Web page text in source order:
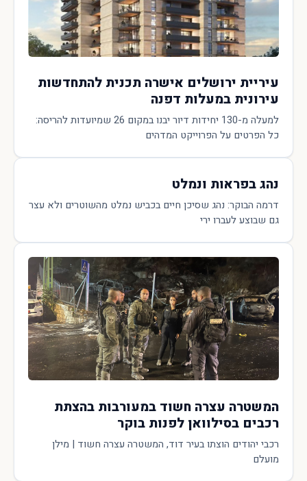
עיריית ירושלים אישרה תכנית להתחדשות
עירונית במעלות דפנה
למעלה מ-130 יחידות דיור יבנו במקום 26 שמיועדות להריסה:
כל הפרטים על הפרוייקט המדהים
נהג בפראות ונמלט
דרמה הבוקר: נהג שסיכן חיים בכביש נמלט מהשוטרים ולא עצר
גם שבוצע לעברו ירי
המשטרה עצרה חשוד במעורבות בהצתת
רכבים בסילוואן לפנות בוקר
רכבי יהודים הוצתו בעיר דוד, המשטרה עצרה חשוד | מילן
מועלם